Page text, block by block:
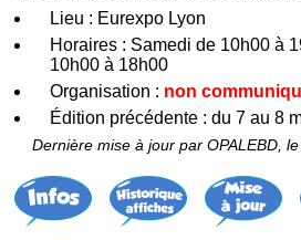
Lieu : Eurexpo Lyon
Horaires : Samedi de 10h00 à
10h00 à 18h00
Organisation : non
Édition précédente : du 7 au 8
Dernière mise à jour par OPALEBD,